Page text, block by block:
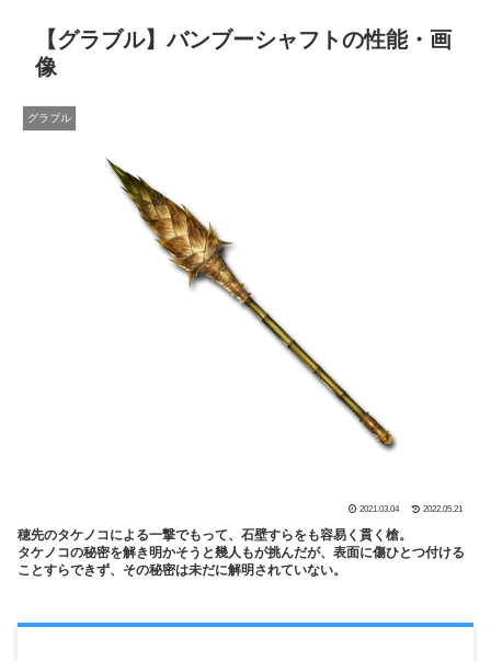
【グラブル】バンブーシャフトの性能・画
像
グラブル
2021.03.04 2022.05.21
穂先のタケノコによる一撃でもって、石壁すらをも容易く貫く槍。
タケノコの秘密を解き明かそうと幾人もが挑んだが、表面に傷ひとつ付ける
ことすらできず、その秘密は未だに解明されていない。